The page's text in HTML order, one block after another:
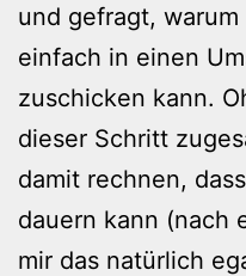
und gefragt,
einfach in einen
zuschicken kann.
dieser Schritt
damit rechnen,
dauern kann (nach
mir das natürlich